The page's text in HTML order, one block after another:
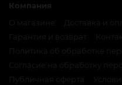
Компания
О магазине
Доставка и
Политика об обработке
Согласие на обработку
Публичная оферта